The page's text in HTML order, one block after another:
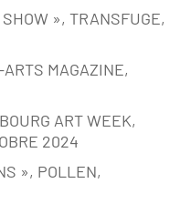
», TRANSFUGE,
MAGAZINE,
ART WEEK,
2024
», POLLEN,